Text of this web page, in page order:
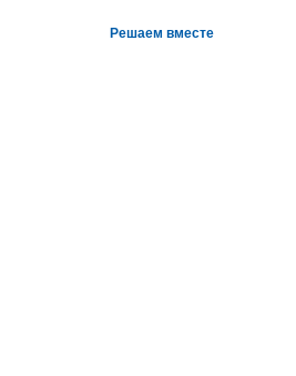
Решаем вместе